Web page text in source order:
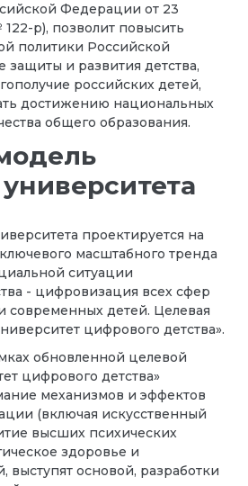
Федерации от 23
р), позволит повысить
политики Российской
и развития детства,
российских детей,
достижению национальных
общего образования.
проектируется на
масштабного тренда
ситуации
- цифровизация всех сфер
современных детей. Целевая
цифрового детства».
обновленной целевой
цифрового детства»
механизмов и эффектов
(включая искусственный
высших психических
здоровье и
выступят основой, разработки